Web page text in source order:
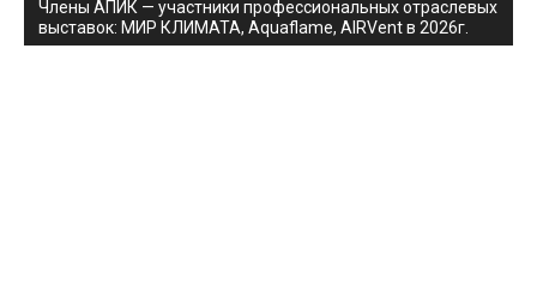
Члены АПИК — участники профессиональных отраслевых
выставок: МИР КЛИМАТА, Aquaflame, AIRVent в 2026г.